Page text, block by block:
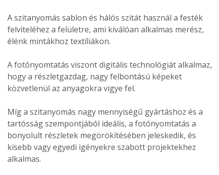
A szitanyomás sablon és hálós szitát használ a festék
felviteléhez a felületre, ami kiválóan alkalmas merész,
élénk mintákhoz textíliákon.
A fotónyomtatás viszont digitális technológiát alkalmaz,
hogy a részletgazdag, nagy felbontású képeket
közvetlenül az anyagokra vigye fel.
Míg a szitanyomás nagy mennyiségű gyártáshoz és a
tartósság szempontjából ideális, a fotónyomtatás a
bonyolult részletek megörökítésében jeleskedik, és
kisebb vagy egyedi igényekre szabott projektekhez
alkalmas.